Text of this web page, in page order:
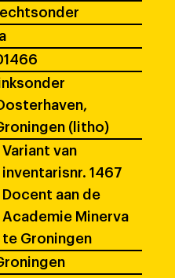
(litho)
Variant van
inventarisnr. 1467
Docent aan de
Academie Minerva
te Groningen